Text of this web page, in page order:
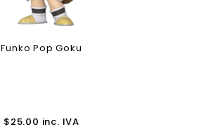
Funko Pop Goku
$25.00 inc. IVA